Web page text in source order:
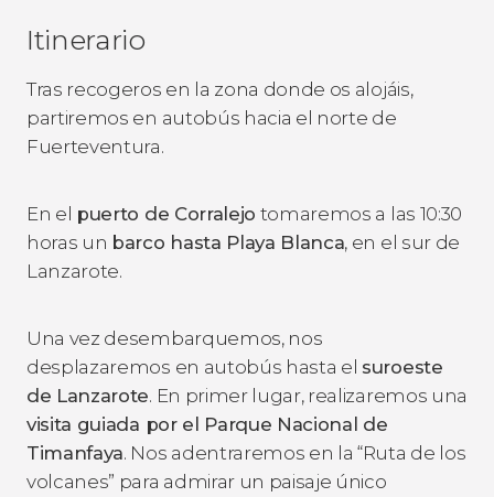
Itinerario
Tras recogeros en la zona donde os alojáis,
partiremos en autobús hacia el norte de
Fuerteventura.
En el puerto de Corralejo tomaremos a las 10:30
horas un barco hasta Playa Blanca, en el sur de
Lanzarote.
Una vez desembarquemos, nos
desplazaremos en autobús hasta el suroeste
de Lanzarote. En primer lugar, realizaremos una
visita guiada por el Parque Nacional de
Timanfaya. Nos adentraremos en la “Ruta de los
volcanes” para admirar un paisaje único